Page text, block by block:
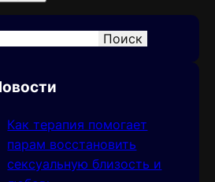
Поиск
Как терапия помогает
парам восстановить
сексуальную близость и